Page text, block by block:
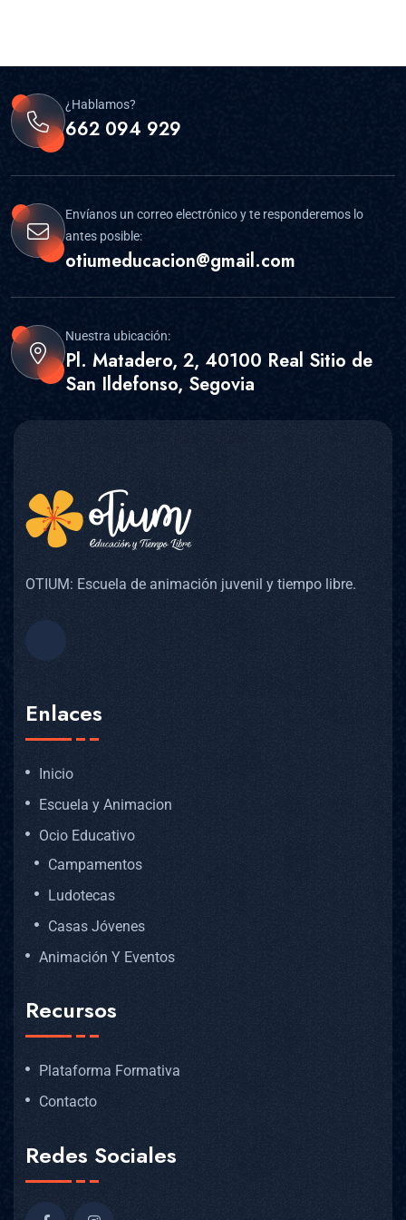
¿Hablamos?
662 094 929
Envíanos un correo electrónico y te responderemos lo
antes posible:
otiumeducacion@gmail.com
Nuestra ubicación:
Pl. Matadero, 2, 40100 Real Sitio de
San Ildefonso, Segovia
OTIUM: Escuela de animación juvenil y tiempo libre.
Enlaces
Inicio
Escuela y Animacion
Ocio Educativo
Campamentos
Ludotecas
Casas Jóvenes
Animación Y Eventos
Recursos
Plataforma Formativa
Contacto
Redes Sociales